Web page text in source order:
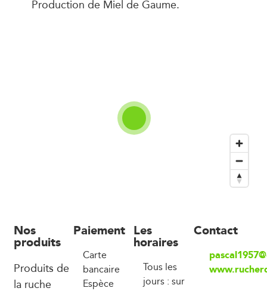
Production de Miel de Gaume.
Nos
produits
Produits de
la ruche
Paiement
Carte
bancaire
Espèce
Les
horaires
Tous les
jours : sur
Contact